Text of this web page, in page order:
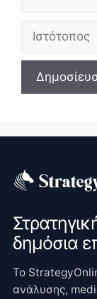
Ιστότοπος
δημόσια
Το
ανάλυσης,